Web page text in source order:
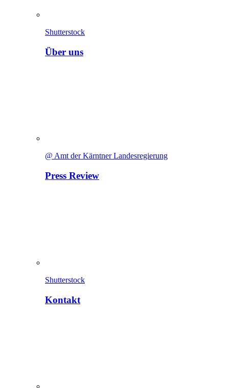
Shutterstock
Über uns
@ Amt der Kärntner Landesregierung
Press Review
Shutterstock
Kontakt